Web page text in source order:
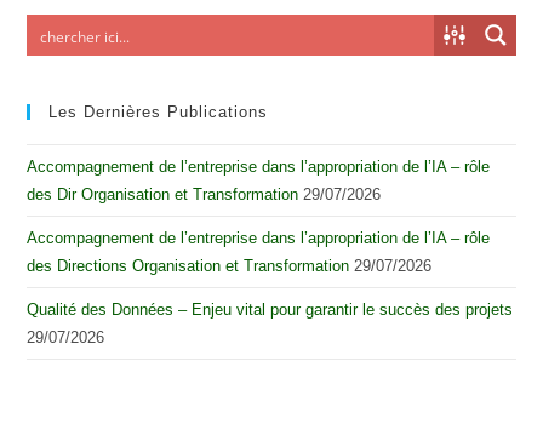
Les Dernières Publications
Accompagnement de l’entreprise dans l’appropriation de l’IA – rôle
des Dir Organisation et Transformation 29/07/2026
Accompagnement de l’entreprise dans l’appropriation de l’IA – rôle
des Directions Organisation et Transformation 29/07/2026
Qualité des Données – Enjeu vital pour garantir le succès des projets
29/07/2026